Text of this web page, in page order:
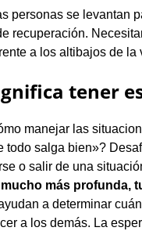
personas se levantan
recuperación.
a los altibajos de la
tener
manejar las
todo salga bien»?
o salir de una
más profunda,
a determinar
a los demás. La